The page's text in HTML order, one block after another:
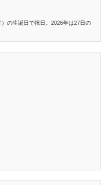
の生誕日で祝日。2026年は27日の